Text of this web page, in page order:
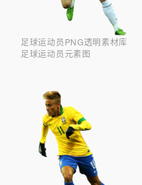
足球运动员PNG透明素材库
足球运动员元素图